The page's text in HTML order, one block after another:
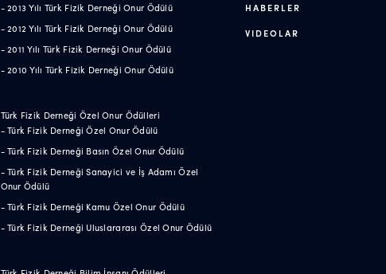
- 2013 Yılı Türk Fizik Derneği Onur Ödülü
- 2012 Yılı Türk Fizik Derneği Onur Ödülü
- 2011 Yılı Türk Fizik Derneği Onur Ödülü
- 2010 Yılı Türk Fizik Derneği Onur Ödülü
Türk Fizik Derneği Özel Onur Ödülleri
- Türk Fizik Derneği Özel Onur Ödülü
- Türk Fizik Derneği Basın Özel Onur Ödülü
- Türk Fizik Derneği Sanayici ve İş Adamı Özel
Onur Ödülü
- Türk Fizik Derneği Kamu Özel Onur Ödülü
- Türk Fizik Derneği Uluslararası Özel Onur Ödülü
HABERLER
VIDEOLAR